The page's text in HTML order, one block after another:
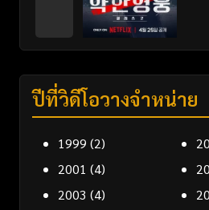
ปีที่วิดีโอวางจำหน่าย
1999 (2)
2001 (4)
2003 (4)